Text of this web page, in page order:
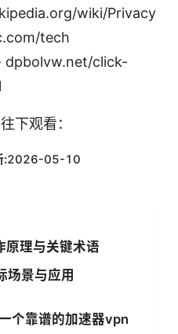
wiki/Privacy
tech
dpbolvw.net/click-
下观看：
:2026-05-10
原理与关键术语
场景与应用
个靠谱的加速器vpn